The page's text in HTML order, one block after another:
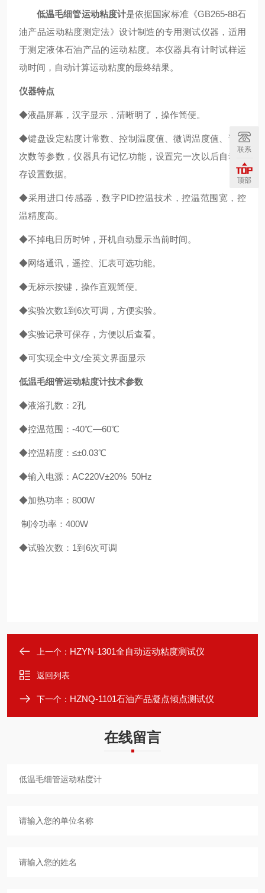
低温毛细管运动粘度计是依据国家标准《GB265-88石
油产品运动粘度测定法》设计制造的专用测试仪器，适用
于测定液体石油产品的运动粘度。本仪器具有计时试样运
动时间，自动计算运动粘度的最终结果。
仪器特点
◆液晶屏幕，汉字显示，清晰明了，操作简便。
◆键盘设定粘度计常数、控制温度值、微调温度值、试验
次数等参数，仪器具有记忆功能，设置完一次以后自动保
存设置数据。
◆采用进口传感器，数字PID控温技术，控温范围宽，控
温精度高。
◆不掉电日历时钟，开机自动显示当前时间。
◆网络通讯，遥控、汇表可选功能。
◆无标示按键，操作直观简便。
◆实验次数1到6次可调，方便实验。
◆实验记录可保存，方便以后查看。
◆可实现全中文/全英文界面显示
低温毛细管运动粘度计技术参数
◆液浴孔数：2孔
◆控温范围：-40℃—60℃
◆控温精度：≤±0.03℃
◆输入电源：AC220V±20% 50Hz
◆加热功率：800W
制冷功率：400W
◆试验次数：1到6次可调
上一个： HZYN-1301全自动运动粘度测试仪
返回列表
下一个： HZNQ-1101石油产品凝点倾点测试仪
在线留言
联系
顶部